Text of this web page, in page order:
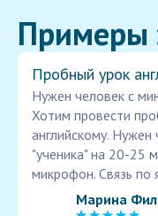
Примеры
Пробный урок
Нужен человек с
Хотим провести
английскому.
"ученика" на 20-25
микрофон. Связь по
Марина